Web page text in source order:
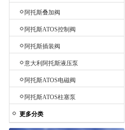
阿托斯叠加阀
阿托斯ATOS控制阀
阿托斯插装阀
意大利阿托斯液压泵
阿托斯ATOS电磁阀
阿托斯ATOS柱塞泵
更多分类